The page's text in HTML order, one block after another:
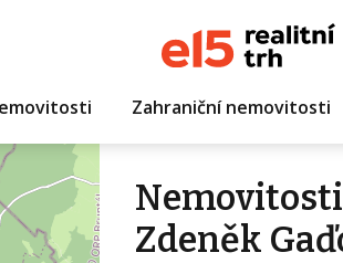
Zahraniční nemovitosti
Zdeněk